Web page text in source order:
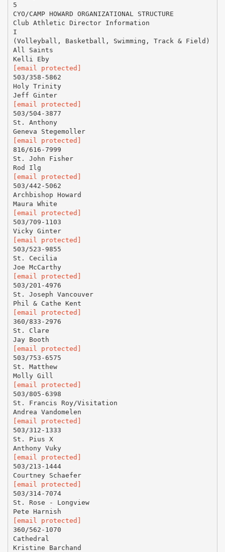
5
CYO/CAMP HOWARD ORGANIZATIONAL STRUCTURE
Club Athletic Director Information
I
(Volleyball, Basketball, Swimming, Track & Field)
All Saints
Kelli Eby
[email protected]
503/358-5862
Holy Trinity
Jeff Ginter
[email protected]
503/504-3877
St. Anthony
Geneva Stegemoller
[email protected]
816/616-7999
St. John Fisher
[email protected]
503/442-5062
Archbishop Howard
[email protected]
503/709-1103
Vicky Ginter
[email protected]
503/523-9855
St. Cecilia
Joe McCarthy
[email protected]
503/201-4976
St. Joseph Vancouver
[email protected]
360/833-2976
St. Clare
[email protected]
503/753-6575
St. Matthew
[email protected]
503/805-6398
St. Francis Roy/Visitation
[email protected]
503/312-1333
St. Pius X
Anthony Vuky
[email protected]
503/213-1444
Courtney Schaefer
[email protected]
503/314-7074
St. Rose - Longview
[email protected]
360/562-1070
Cathedral